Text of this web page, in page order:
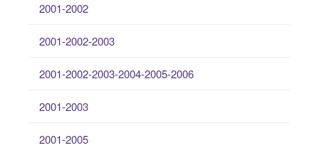
2001-2002
2001-2002-2003
2001-2002-2003-2004-2005-2006
2001-2003
2001-2005